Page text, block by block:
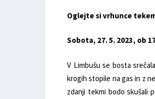
Oglejte si vrhunce
Sobota, 27. 5. 2023, ob
V Limbušu se bosta
krogih stopile na gas in z
zdanji tekmi bodo skušali